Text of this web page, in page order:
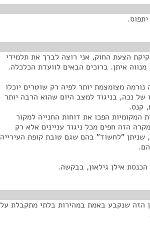
הצעת החוק, אני רוצה לברך את תלמידי
איתן. ברוכים הבאים לוועדת הכלכלה.
מצומצמת יותר לפיה רק שוטרים יוכלו
של נכה, בניגוד למצב היום שהוא הרבה יותר
קנס.
המקומיות הפכו את דוחות החנייה למקור
הזה חפים מכל ניגוד עניינים אלא רק
שניתן "לחשוד" בהם שגם טובת קופת העירייה
אילן גילאון, בבקשה.
הזה שנקבע באמת במהירות בלתי מתקבלת על